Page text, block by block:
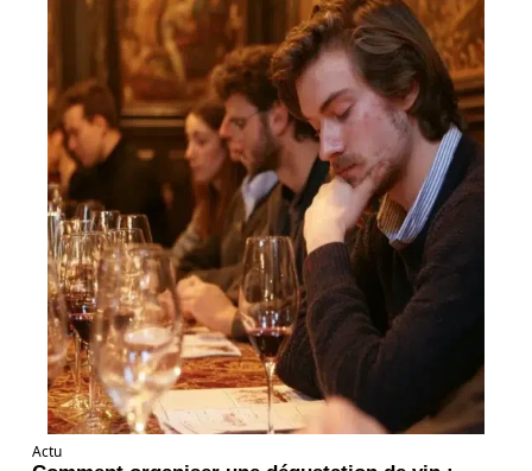
Actu